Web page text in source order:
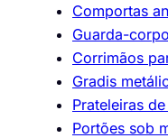
Comportas
Guarda-
Corrimãos
Gradis
Prateleiras
Portões sob